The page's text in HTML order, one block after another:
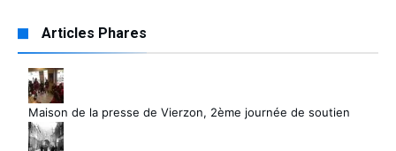
Articles Phares
Maison de la presse de Vierzon, 2ème journée de soutien